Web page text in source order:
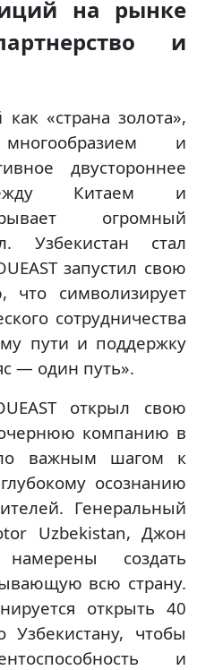
на рынке
и
«страна золота»,
и
двустороннее
Китаем и
огромный
Узбекистан стал
запустил свою
что символизирует
сотрудничества
пути и поддержку
— один путь».
открыл свою
компанию в
важным шагом к
осознанию
Генеральный
Uzbekistan, Джон
создать
всю страну.
открыть 40
Узбекистану, чтобы
и